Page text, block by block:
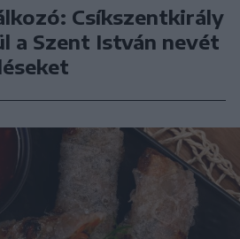
Csíkszentkirály
a Szent István nevét